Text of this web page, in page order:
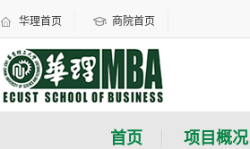
华理首页 商院首页
首页 项目概况